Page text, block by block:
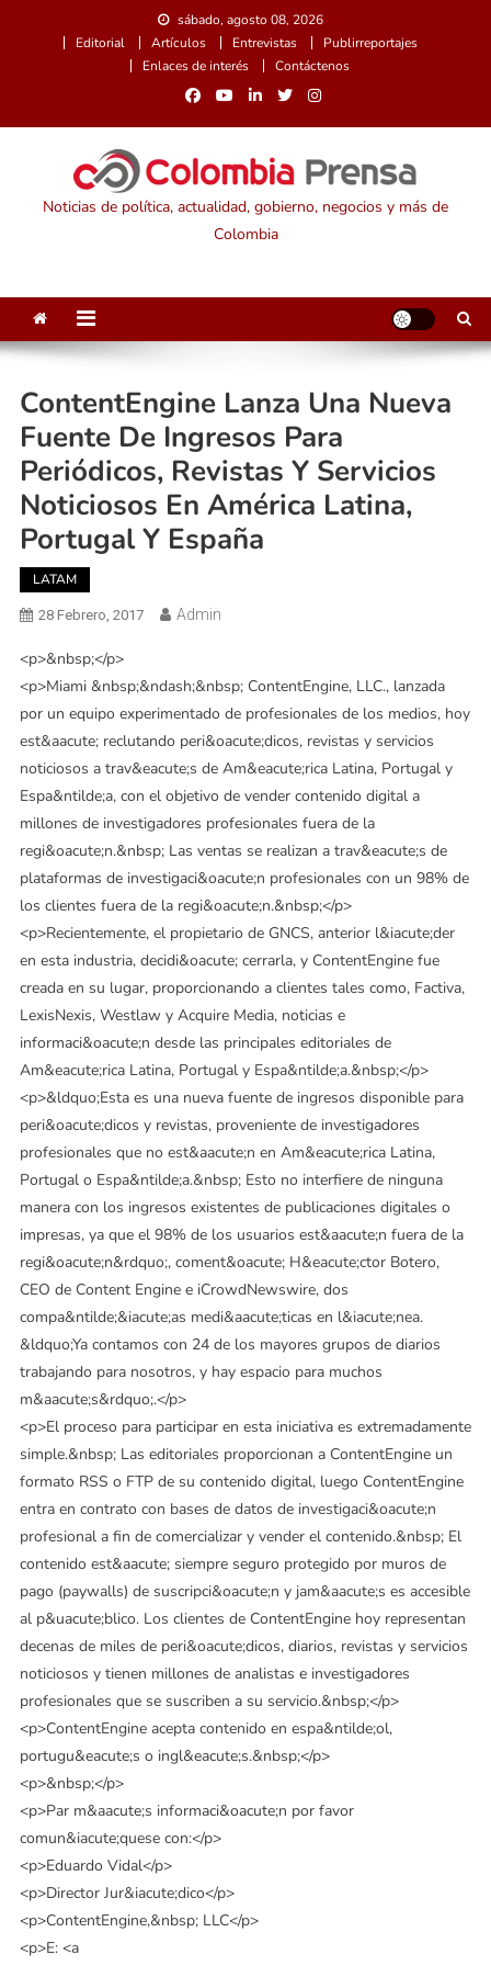
sábado, agosto 08, 2026
Editorial
Artículos Entrevistas
Publirreportajes
Enlaces de interés
Contáctenos
Noticias de política, actualidad, gobierno, negocios y más de
Colombia
ContentEngine Lanza Una Nueva
Fuente De Ingresos Para
Periódicos, Revistas Y Servicios
Noticiosos En América Latina,
Portugal Y España
LATAM
28 Febrero, 2017 Admin
<p>&nbsp;</p>
<p>Miami &nbsp;&ndash;&nbsp; ContentEngine, LLC., lanzada
por un equipo experimentado de profesionales de los medios, hoy
est&aacute; reclutando peri&oacute;dicos, revistas y servicios
noticiosos a trav&eacute;s de Am&eacute;rica Latina, Portugal y
Espa&ntilde;a, con el objetivo de vender contenido digital a
millones de investigadores profesionales fuera de la
regi&oacute;n.&nbsp; Las ventas se realizan a trav&eacute;s de
plataformas de investigaci&oacute;n profesionales con un 98% de
los clientes fuera de la regi&oacute;n.&nbsp;</p>
<p>Recientemente, el propietario de GNCS, anterior l&iacute;der
en esta industria, decidi&oacute; cerrarla, y ContentEngine fue
creada en su lugar, proporcionando a clientes tales como, Factiva,
LexisNexis, Westlaw y Acquire Media, noticias e
informaci&oacute;n desde las principales editoriales de
Am&eacute;rica Latina, Portugal y Espa&ntilde;a.&nbsp;</p>
<p>&ldquo;Esta es una nueva fuente de ingresos disponible para
peri&oacute;dicos y revistas, proveniente de investigadores
profesionales que no est&aacute;n en Am&eacute;rica Latina,
Portugal o Espa&ntilde;a.&nbsp; Esto no interfiere de ninguna
manera con los ingresos existentes de publicaciones digitales o
impresas, ya que el 98% de los usuarios est&aacute;n fuera de la
regi&oacute;n&rdquo;, coment&oacute; H&eacute;ctor Botero,
CEO de Content Engine e iCrowdNewswire, dos
compa&ntilde;&iacute;as medi&aacute;ticas en l&iacute;nea.
&ldquo;Ya contamos con 24 de los mayores grupos de diarios
trabajando para nosotros, y hay espacio para muchos
m&aacute;s&rdquo;.</p>
<p>El proceso para participar en esta iniciativa es extremadamente
simple.&nbsp; Las editoriales proporcionan a ContentEngine un
formato RSS o FTP de su contenido digital, luego ContentEngine
entra en contrato con bases de datos de investigaci&oacute;n
profesional a fin de comercializar y vender el contenido.&nbsp; El
contenido est&aacute; siempre seguro protegido por muros de
pago (paywalls) de suscripci&oacute;n y jam&aacute;s es accesible
al p&uacute;blico. Los clientes de ContentEngine hoy representan
decenas de miles de peri&oacute;dicos, diarios, revistas y servicios
noticiosos y tienen millones de analistas e investigadores
profesionales que se suscriben a su servicio.&nbsp;</p>
<p>ContentEngine acepta contenido en espa&ntilde;ol,
portugu&eacute;s o ingl&eacute;s.&nbsp;</p>
<p>&nbsp;</p>
<p>Par m&aacute;s informaci&oacute;n por favor
comun&iacute;quese con:</p>
<p>Eduardo Vidal</p>
<p>Director Jur&iacute;dico</p>
<p>ContentEngine,&nbsp; LLC</p>
<p>E: <a